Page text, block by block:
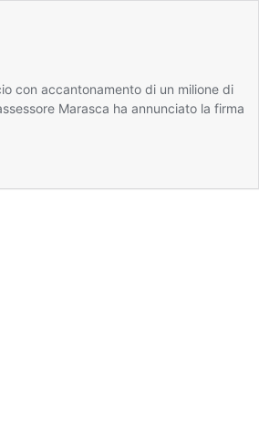
con accantonamento di un milione di
Marasca ha annunciato la firma